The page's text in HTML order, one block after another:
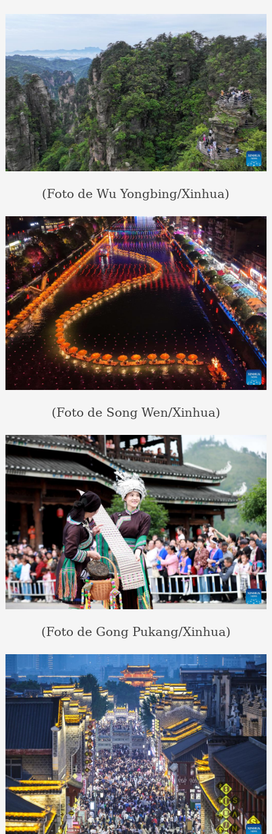
(Foto de Wu Yongbing/Xinhua)
(Foto de Song Wen/Xinhua)
(Foto de Gong Pukang/Xinhua)